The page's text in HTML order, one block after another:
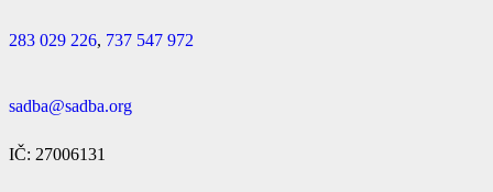
283 029 226, 737 547 972
sadba@sadba.org
IČ: 27006131